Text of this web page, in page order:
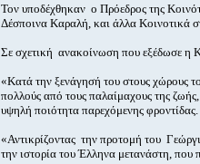
Τον υποδέχθηκαν ο Πρόεδρος της
Δέσποινα Καραλή, και άλλα Κοινοτικά
Σε σχετική ανακοίνωση που εξέδωσε η
«Κατά την ξενάγησή του στους χώρους
πολλούς από τους παλαίμαχους της
υψηλή ποιότητα παρεχόμενης φροντίδας.
«Αντικρίζοντας την προτομή του
την ιστορία του Έλληνα μετανάστη,